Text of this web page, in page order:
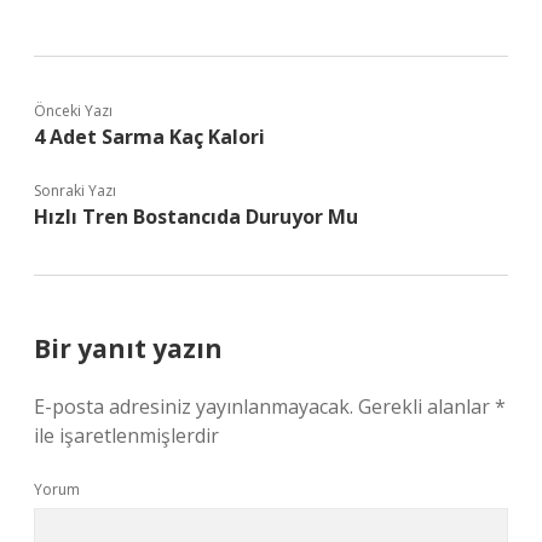
Önceki Yazı
4 Adet Sarma Kaç Kalori
Sonraki Yazı
Hızlı Tren Bostancıda Duruyor Mu
Bir yanıt yazın
E-posta adresiniz yayınlanmayacak. Gerekli alanlar*
ile işaretlenmişlerdir
Yorum